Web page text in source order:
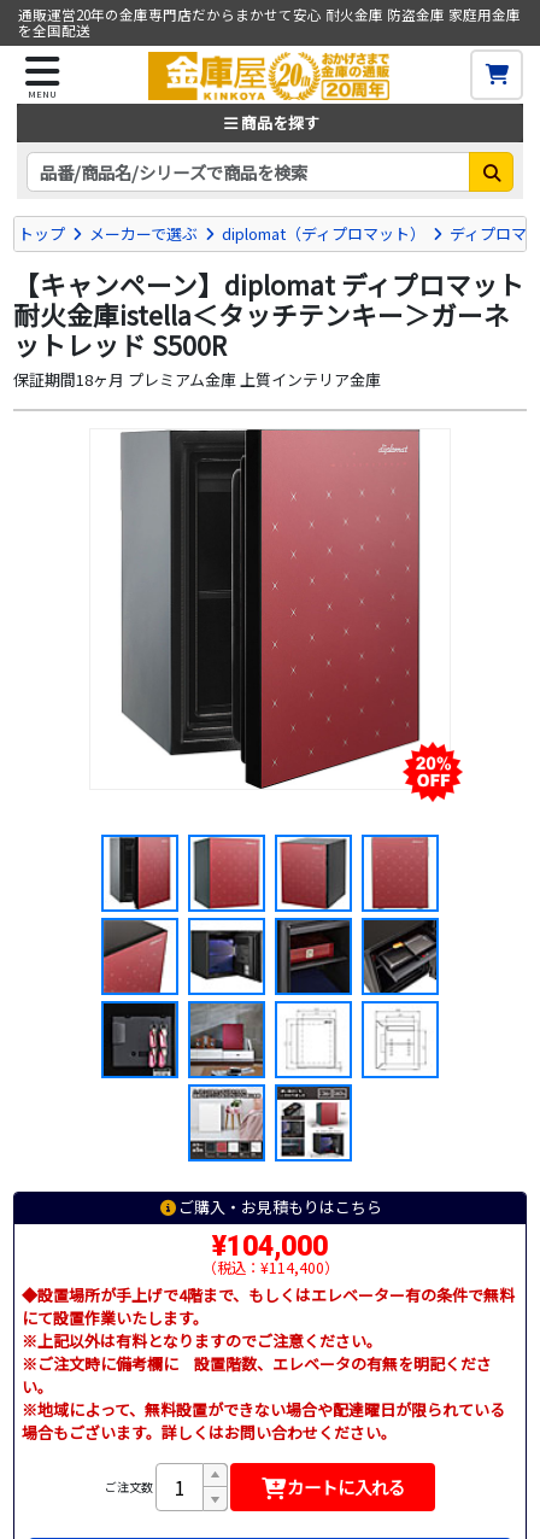
通販運営20年の金庫専門店だからまかせて安心 耐火金庫 防盗金庫 家庭用金庫
を全国配送
MENU
商品を探す
トップ メーカーで選ぶ diplomat（ディプロマット） ディプロマ
【キャンペーン】diplomat ディプロマット
耐火金庫istella＜タッチテンキー＞ガーネ
ットレッド S500R
保証期間18ヶ月 プレミアム金庫 上質インテリア金庫
ご購入・お見積もりはこちら
¥104,000
（税込：¥114,400）
◆設置場所が手上げで4階まで、もしくはエレベーター有の条件で無料
にて設置作業いたします。
※上記以外は有料となりますのでご注意ください。
※ご注文時に備考欄に 設置階数、エレベータの有無を明記くださ
い。
※地域によって、無料設置ができない場合や配達曜日が限られている
場合もございます。詳しくはお問い合わせください。
ご注文数 カートに入れる